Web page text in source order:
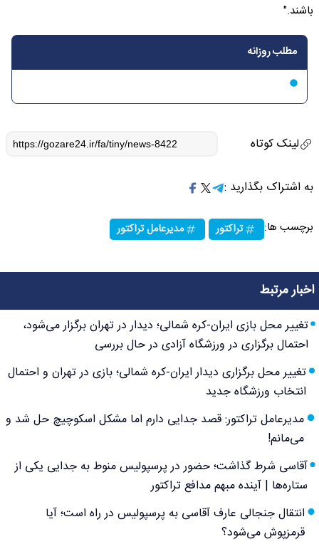
باشند."
مطلب روزانه
لینک کوتاه
به اشتراک بگذارید :
برچسب ها: تراکتور مدیرعامل تراکتور
اخبار مرتبط
تغییر محل بازی ایران-کره شمالی؛ دیدار در تهران برگزار می‌شود،
احتمال برگزاری در ورزشگاه آزادی در حال بررسی
تغییر محل برگزاری دیدار ایران-کره شمالی؛ بازی در تهران و احتمال
انتخاب ورزشگاه جدید
مدیرعامل تراکتور: قصد جدایی دارم اما مشکل اسکوچیچ حل شد و
می‌مانم!
آقاسی شرط گذاشت؛ حضور در پرسپولیس منوط به جدایی یکی از
ستاره‌ها | آینده مبهم مدافع تراکتور
انتقال جنجالی عارف آقاسی به پرسپولیس در راه است؛ آیا
قرمزپوش می‌شود؟